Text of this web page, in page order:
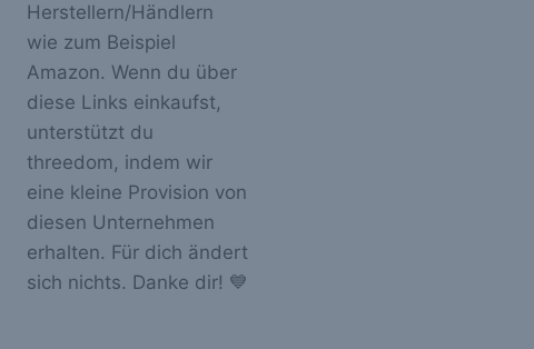
Herstellern/Händlern
wie zum Beispiel
Amazon. Wenn du über
diese Links einkaufst,
unterstützt du
threedom, indem wir
eine kleine Provision von
diesen Unternehmen
erhalten. Für dich ändert
sich nichts. Danke dir! 💙